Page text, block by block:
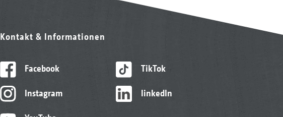
Kontakt & Informationen
Facebook
Instagram
TikTok
linkedIn